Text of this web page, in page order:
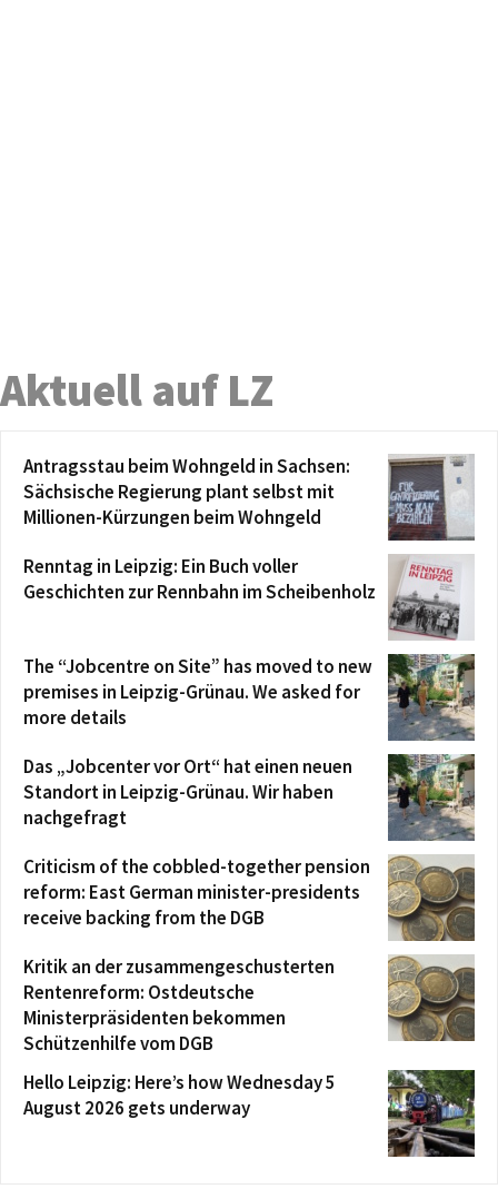
Aktuell auf LZ
Antragsstau beim Wohngeld in Sachsen:
Sächsische Regierung plant selbst mit
Millionen-Kürzungen beim Wohngeld
Renntag in Leipzig: Ein Buch voller
Geschichten zur Rennbahn im Scheibenholz
The “Jobcentre on Site” has moved to new
premises in Leipzig-Grünau. We asked for
more details
Das „Jobcenter vor Ort“ hat einen neuen
Standort in Leipzig-Grünau. Wir haben
nachgefragt
Criticism of the cobbled-together pension
reform: East German minister-presidents
receive backing from the DGB
Kritik an der zusammengeschusterten
Rentenreform: Ostdeutsche
Ministerpräsidenten bekommen
Schützenhilfe vom DGB
Hello Leipzig: Here’s how Wednesday 5
August 2026 gets underway